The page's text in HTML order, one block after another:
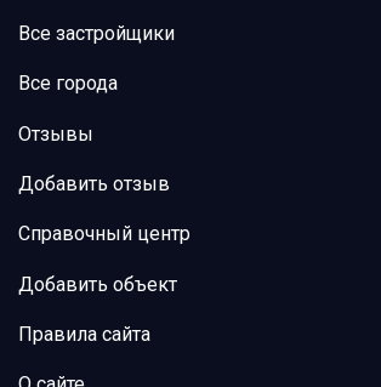
Все застройщики
Все города
Отзывы
Добавить отзыв
Справочный центр
Добавить объект
Правила сайта